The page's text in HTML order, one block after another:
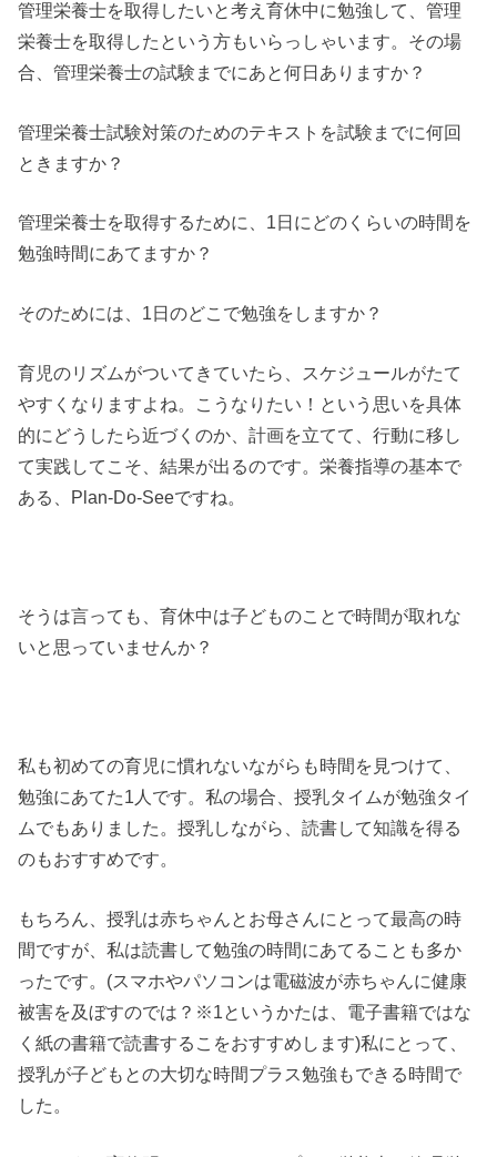
管理栄養士を取得したいと考え育休中に勉強して、管理
栄養士を取得したという方もいらっしゃいます。その場
合、管理栄養士の試験までにあと何日ありますか？
管理栄養士試験対策のためのテキストを試験までに何回
ときますか？
管理栄養士を取得するために、1日にどのくらいの時間を
勉強時間にあてますか？
そのためには、1日のどこで勉強をしますか？
育児のリズムがついてきていたら、スケジュールがたて
やすくなりますよね。こうなりたい！という思いを具体
的にどうしたら近づくのか、計画を立てて、行動に移し
て実践してこそ、結果が出るのです。栄養指導の基本で
ある、Plan-Do-Seeですね。
そうは言っても、育休中は子どものことで時間が取れな
いと思っていませんか？
私も初めての育児に慣れないながらも時間を見つけて、
勉強にあてた1人です。私の場合、授乳タイムが勉強タイ
ムでもありました。授乳しながら、読書して知識を得る
のもおすすめです。
もちろん、授乳は赤ちゃんとお母さんにとって最高の時
間ですが、私は読書して勉強の時間にあてることも多か
ったです。(スマホやパソコンは電磁波が赤ちゃんに健康
被害を及ぼすのでは？※1というかたは、電子書籍ではな
く紙の書籍で読書するこをおすすめします)私にとって、
授乳が子どもとの大切な時間プラス勉強もできる時間で
した。